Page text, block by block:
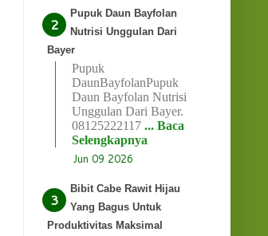
Pupuk Daun Bayfolan
Nutrisi Unggulan Dari
Bayer
Pupuk
DaunBayfolanPupuk
Daun Bayfolan Nutrisi
Unggulan Dari Bayer.
08125222117 ... Baca
Selengkapnya
Jun 09 2026
Bibit Cabe Rawit Hijau
Yang Bagus Untuk
Produktivitas Maksimal